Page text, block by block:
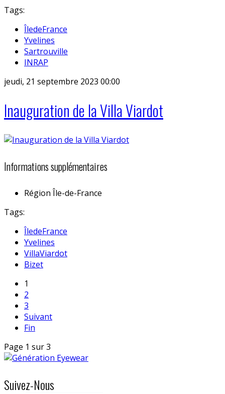
Tags:
ÎledeFrance
Yvelines
Sartrouville
INRAP
jeudi, 21 septembre 2023 00:00
Inauguration de la Villa Viardot
Informations supplémentaires
Région Île-de-France
Tags:
ÎledeFrance
Yvelines
VillaViardot
Bizet
1
2
3
Suivant
Fin
Page 1 sur 3
Suivez-Nous